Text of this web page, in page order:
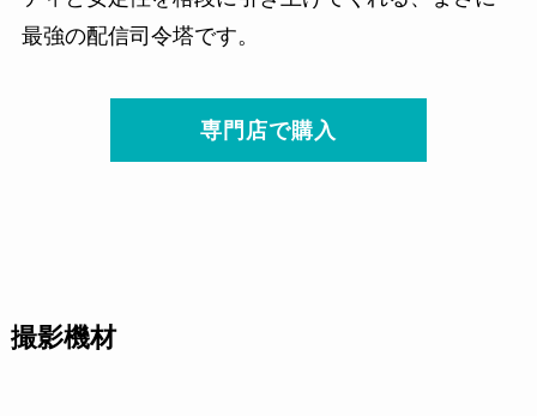
最強の配信司令塔です。
専門店で購入
撮影機材